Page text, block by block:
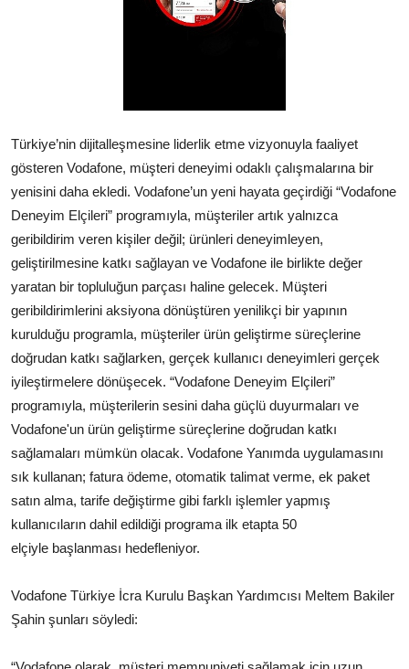
Gizlilik Politikası
Çerez Politikası
Kullanım Şartnamesi
Veri Politikası
Teknoloji
Türkiye’nin dijitalleşmesine liderlik etme vizyonuyla faaliyet
gösteren Vodafone, müşteri deneyimi odaklı çalışmalarına bir
yenisini daha ekledi. Vodafone’un yeni hayata geçirdiği “Vodafone
Deneyim Elçileri” programıyla, müşteriler artık yalnızca
geribildirim veren kişiler değil; ürünleri deneyimleyen,
geliştirilmesine katkı sağlayan ve Vodafone ile birlikte değer
yaratan bir topluluğun parçası haline gelecek. Müşteri
geribildirimlerini aksiyona dönüştüren yenilikçi bir yapının
kurulduğu programla, müşteriler ürün geliştirme süreçlerine
doğrudan katkı sağlarken, gerçek kullanıcı deneyimleri gerçek
iyileştirmelere dönüşecek. “Vodafone Deneyim Elçileri”
programıyla, müşterilerin sesini daha güçlü duyurmaları ve
Vodafone'un ürün geliştirme süreçlerine doğrudan katkı
sağlamaları mümkün olacak. Vodafone Yanımda uygulamasını
sık kullanan; fatura ödeme, otomatik talimat verme, ek paket
satın alma, tarife değiştirme gibi farklı işlemler yapmış
kullanıcıların dahil edildiği programa ilk etapta 50
elçiyle başlanması hedefleniyor.
Vodafone Türkiye İcra Kurulu Başkan Yardımcısı Meltem Bakiler
Şahin şunları söyledi: